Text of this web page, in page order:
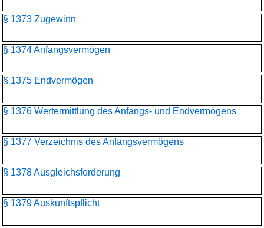
§ 1373 Zugewinn
§ 1374 Anfangsvermögen
§ 1375 Endvermögen
§ 1376 Wertermittlung des Anfangs- und Endvermögens
§ 1377 Verzeichnis des Anfangsvermögens
§ 1378 Ausgleichsforderung
§ 1379 Auskunftspflicht